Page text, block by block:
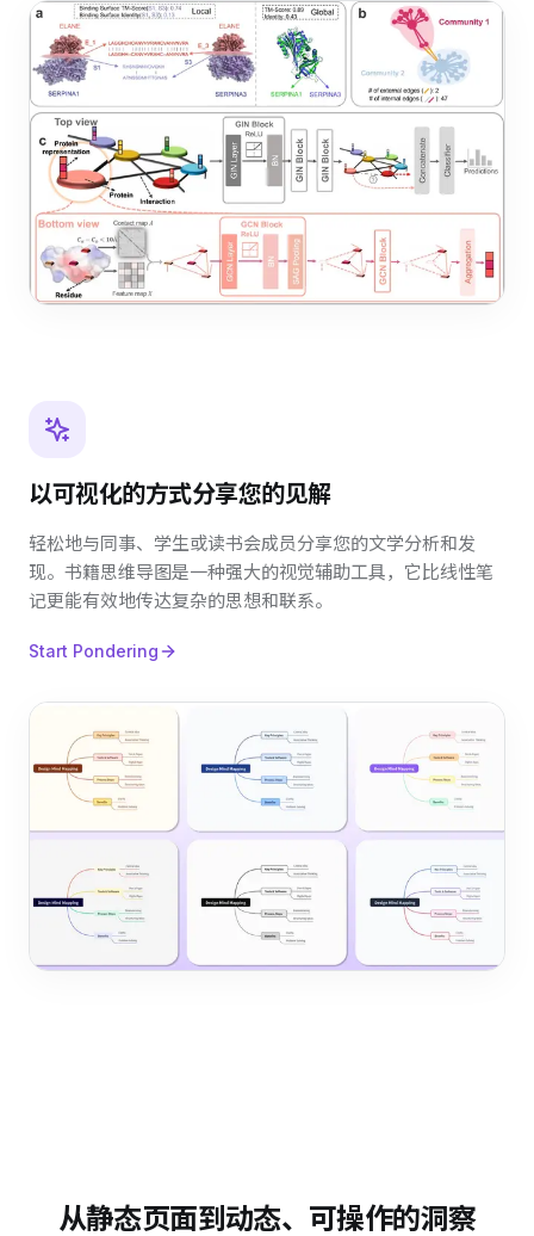
以可视化的方式分享您的见解
轻松地与同事、学生或读书会成员分享您的文学分析和发
现。书籍思维导图是一种强大的视觉辅助工具，它比线性笔
记更能有效地传达复杂的思想和联系。
Start Pondering
从静态页面到动态、可操作的洞察